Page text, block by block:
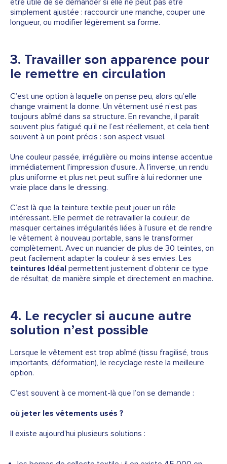
être utile de se demander si elle ne peut pas être
simplement ajustée : raccourcir une manche, couper une
longueur, ou modifier légèrement sa forme.
3. Travailler son apparence pour
le remettre en circulation
C’est une option à laquelle on pense peu, alors qu’elle
change vraiment la donne. Un vêtement usé n’est pas
toujours abîmé dans sa structure. En revanche, il paraît
souvent plus fatigué qu’il ne l’est réellement, et cela tient
souvent à un point précis : son aspect visuel.
Une couleur passée, irrégulière ou moins intense accentue
immédiatement l’impression d’usure. À l’inverse, un rendu
plus uniforme et plus net peut suffire à lui redonner une
vraie place dans le dressing.
C’est là que la teinture textile peut jouer un rôle
intéressant. Elle permet de retravailler la couleur, de
masquer certaines irrégularités liées à l’usure et de rendre
le vêtement à nouveau portable, sans le transformer
complètement. Avec un nuancier de plus de 30 teintes, on
peut facilement adapter la couleur à ses envies. Les
teintures Idéal permettent justement d’obtenir ce type
de résultat, de manière simple et directement en machine.
4. Le recycler si aucune autre
solution n’est possible
Lorsque le vêtement est trop abîmé (tissu fragilisé, trous
importants, déformation), le recyclage reste la meilleure
option.
C’est souvent à ce moment-là que l’on se demande :
où jeter les vêtements usés ?
Il existe aujourd’hui plusieurs solutions :